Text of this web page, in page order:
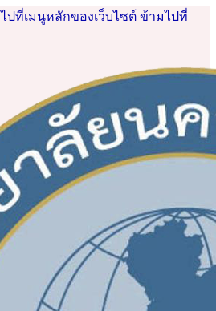
ปที่เมนูหลักของเว็บไซต์ ข้ามไปที่